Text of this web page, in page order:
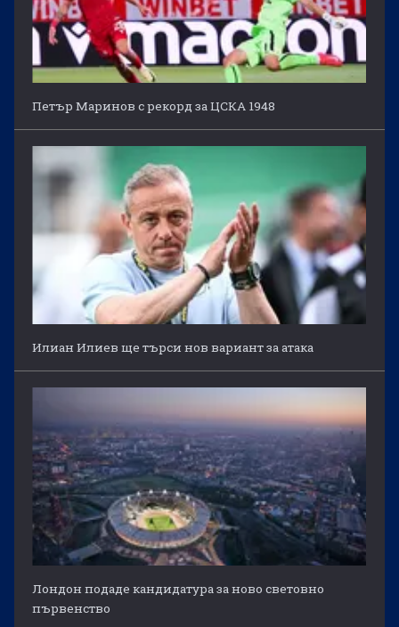
Петър Маринов с рекорд за ЦСКА 1948
Илиан Илиев ще търси нов вариант за атака
Лондон подаде кандидатура за ново световно
първенство